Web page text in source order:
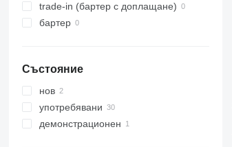
trade-in (бартер с доплащане)
бартер
Състояние
нов
употребявани
демонстрационен